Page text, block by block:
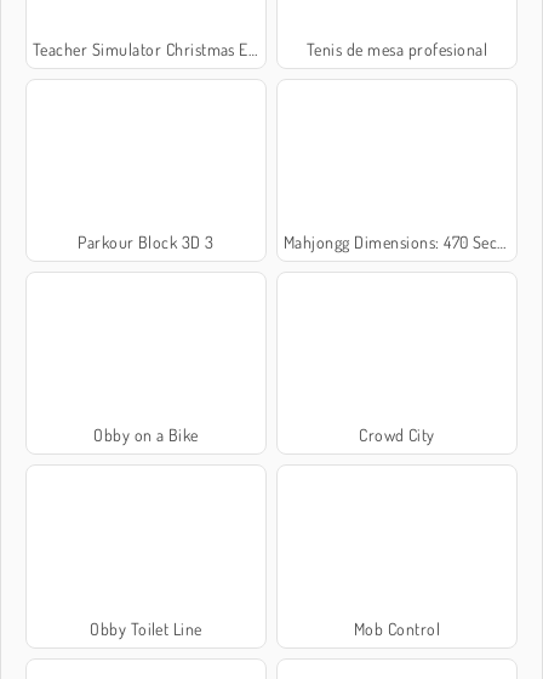
Teacher Simulator Christmas Exam Tenis de mesa profesional
Parkour Block 3D 3 Mahjongg Dimensions: 470 Seconds
Obby on a Bike Crowd City
Obby Toilet Line Mob Control